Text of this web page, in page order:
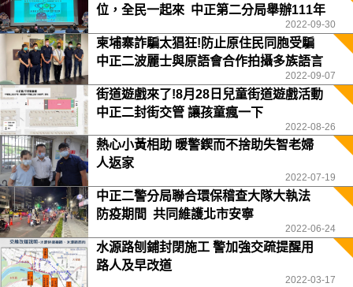
位，全民一起來 中正第二分局舉辦111年
2022-09-30
柬埔寨詐騙太猖狂!防止原住民同胞受騙
中正二波麗士與原語會合作拍攝多族語言
2022-09-07
街道遊戲來了!8月28日兒童街道遊戲活動
中正二封街交管 讓孩童瘋一下
2022-08-26
熱心小黃相助 暖警鍥而不捨助失智老婦
人返家
2022-07-19
中正二警分局聯合環保稽查大隊大執法
防疫期間 共同維護北市安寧
2022-06-24
水源路刨鋪封閉施工 警加強交疏提醒用
路人及早改道
2022-03-17